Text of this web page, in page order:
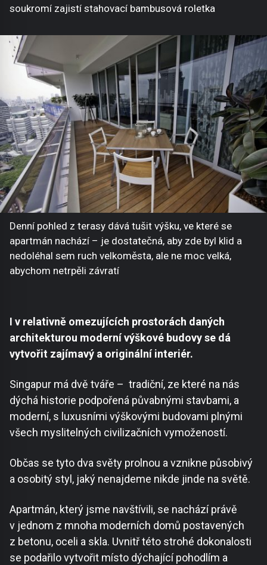
soukromí zajistí stahovací bambusová roletka
Denní pohled z terasy dává tušit výšku, ve které se
apartmán nachází – je dostatečná, aby zde byl klid a
nedoléhal sem ruch velkoměsta, ale ne moc velká,
abychom netrpěli závratí
I v relativně omezujících prostorách daných
architekturou moderní výškové budovy se dá
vytvořit zajímavý a originální interiér.
Singapur má dvě tváře – tradiční, ze které na nás
dýchá historie podpořená půvabnými stavbami, a
moderní, s luxusními výškovými budovami plnými
všech myslitelných civilizačních vymožeností.
Občas se tyto dva světy prolnou a vznikne působivý
a osobitý styl, jaký nenajdeme nikde jinde na světě.
Apartmán, který jsme navštívili, se nachází právě
v jednom z mnoha moderních domů postavených
z betonu, oceli a skla. Uvnitř této strohé dokonalosti
se podařilo vytvořit místo dýchající pohodlím a